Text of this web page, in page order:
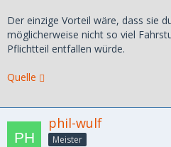
Der einzige Vorteil wäre, dass sie
möglicherweise nicht so viel
Pflichtteil entfallen würde.
Quelle
phil-wulf
Meister